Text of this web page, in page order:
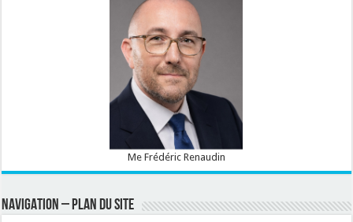
Me Frédéric Renaudin
NAVIGATION – PLAN DU SITE